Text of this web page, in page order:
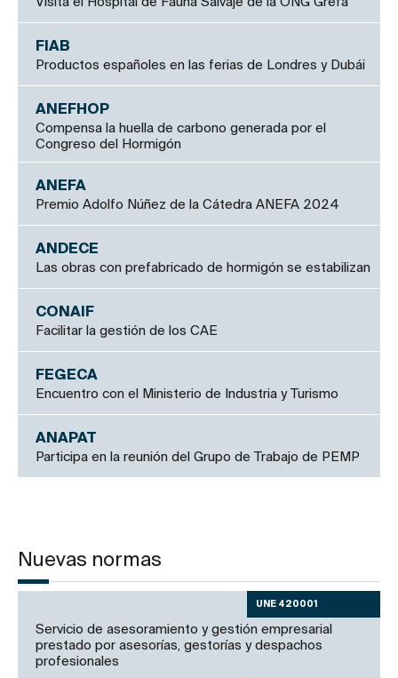
FIAB
Productos españoles en las ferias de Londres y Dubái
ANEFHOP
Compensa la huella de carbono generada por el
Congreso del Hormigón
ANEFA
Premio Adolfo Núñez de la Cátedra ANEFA 2024
ANDECE
Las obras con prefabricado de hormigón se estabilizan
CONAIF
Facilitar la gestión de los CAE
FEGECA
Encuentro con el Ministerio de Industria y Turismo
ANAPAT
Participa en la reunión del Grupo de Trabajo de PEMP
Nuevas normas
UNE 420001
Servicio de asesoramiento y gestión empresarial
prestado por asesorías, gestorías y despachos
profesionales